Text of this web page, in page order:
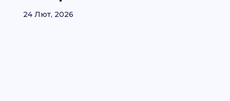
24 Лют, 2026